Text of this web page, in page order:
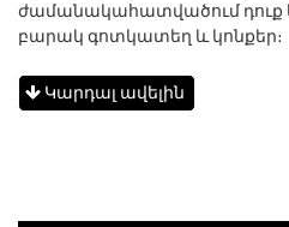
ժամանակահատվածում դուք
բարակ գոտկատեղ և կոնքեր։
Կարդալ ավելին